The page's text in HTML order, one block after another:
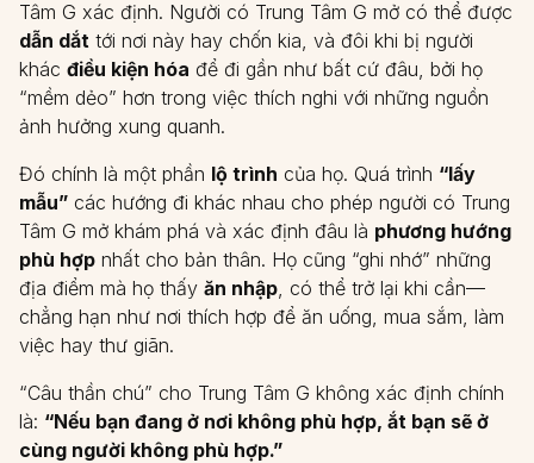
Tâm G xác định. Người có Trung Tâm G mở có thể được
dẫn dắt tới nơi này hay chốn kia, và đôi khi bị người
khác điều kiện hóa để đi gần như bất cứ đâu, bởi họ
“mềm dẻo” hơn trong việc thích nghi với những nguồn
ảnh hưởng xung quanh.
Đó chính là một phần lộ trình của họ. Quá trình “lấy
mẫu” các hướng đi khác nhau cho phép người có Trung
Tâm G mở khám phá và xác định đâu là phương hướng
phù hợp nhất cho bản thân. Họ cũng “ghi nhớ” những
địa điểm mà họ thấy ăn nhập , có thể trở lại khi cần—
chẳng hạn như nơi thích hợp để ăn uống, mua sắm, làm
việc hay thư giãn.
“Câu thần chú” cho Trung Tâm G không xác định chính
là: “Nếu bạn đang ở nơi không phù hợp, ắt bạn sẽ ở
cùng người không phù hợp.”